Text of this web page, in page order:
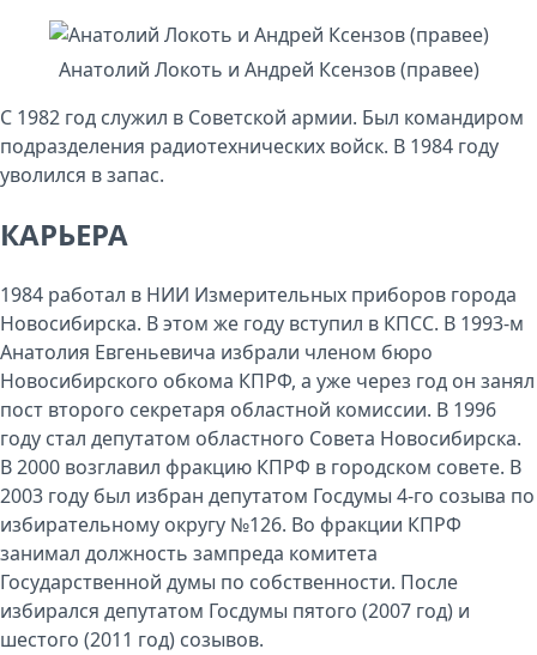
Анатолий Локоть и Андрей Ксензов (правее)
С 1982 год служил в Советской армии. Был командиром
подразделения радиотехнических войск. В 1984 году
уволился в запас.
КАРЬЕРА
1984 работал в НИИ Измерительных приборов города
Новосибирска. В этом же году вступил в КПСС. В 1993-м
Анатолия Евгеньевича избрали членом бюро
Новосибирского обкома КПРФ, а уже через год он занял
пост второго секретаря областной комиссии. В 1996
году стал депутатом областного Совета Новосибирска.
В 2000 возглавил фракцию КПРФ в городском совете. В
2003 году был избран депутатом Госдумы 4-го созыва по
избирательному округу №126. Во фракции КПРФ
занимал должность зампреда комитета
Государственной думы по собственности. После
избирался депутатом Госдумы пятого (2007 год) и
шестого (2011 год) созывов.